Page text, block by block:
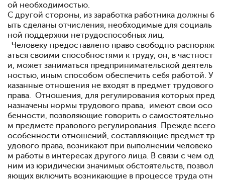
ой необходимостью.
С другой стороны, из заработка работника должны б
ыть сделаны отчисления, необходимые для социаль
ной поддержки нетрудоспособных лиц.
Человеку предоставлено право свободно распоряж
аться своими способностями к труду, он, в частност
и, может заниматься предпринимательской деятель
ностью, иным способом обеспечить себя работой. У
казанные отношения не входят в предмет трудового
права. Отношения, для регулирования которых пред
назначены нормы трудового права, имеют свои осо
бенности, позволяющие говорить о самостоятельно
м предмете правового регулирования. Прежде всего
особенности отношений, составляющие предмет тр
удового права, возникают при выполнении человеко
м работы в интересах другого лица. В связи с чем од
ним из юридически значимых обстоятельств, позвол
яющих включить возникающие в процессе труда отн